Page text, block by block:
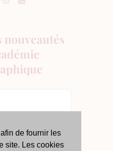
de fournir les
site. Les cookies